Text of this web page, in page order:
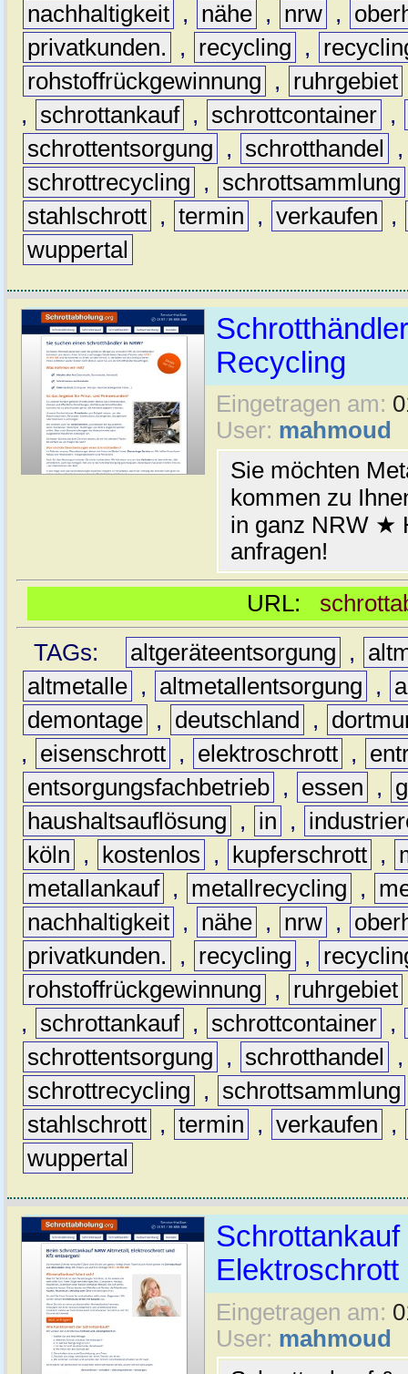
nachhaltigkeit , nähe , nrw ,
privatkunden.
, recycling ,
rohstoffrückgewinnung
, ruhrgebiet
,
schrottankauf , schrottcontainer ,
schrottentsorgung
, schrotthandel
schrottrecycling
, schrottsammlung
stahlschrott , termin , verkaufen
,
wuppertal
Recycling
Eingetragen am:
User: mahmoud
Sie möchten
kommen zu
in ganz NRW ★
anfragen!
URL:
TAGs:
altgeräteentsorgung ,
altmetalle , altmetallentsorgung ,
demontage , deutschland ,
,
eisenschrott , elektroschrott ,
entsorgungsfachbetrieb , essen ,
haushaltsauflösung
, in ,
köln
, kostenlos , kupferschrott ,
metallankauf , metallrecycling ,
nachhaltigkeit , nähe , nrw ,
privatkunden.
, recycling ,
rohstoffrückgewinnung
, ruhrgebiet
,
schrottankauf , schrottcontainer ,
schrottentsorgung
, schrotthandel
schrottrecycling
, schrottsammlung
stahlschrott , termin , verkaufen
,
wuppertal
Schrottankauf
Elektroschrott
Eingetragen am:
User: mahmoud